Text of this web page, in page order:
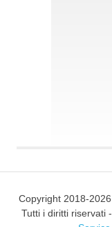
Copyright 2018-2026
Tutti i diritti riservati -